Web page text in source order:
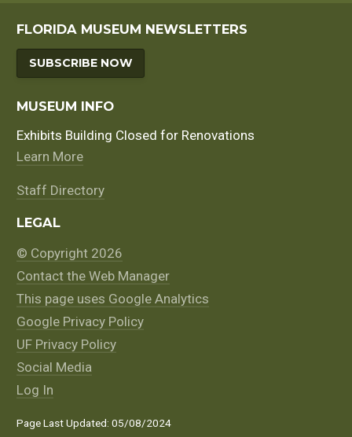
FLORIDA MUSEUM NEWSLETTERS
SUBSCRIBE NOW
MUSEUM INFO
Exhibits Building Closed for Renovations
Learn More
Staff Directory
LEGAL
© Copyright 2026
Contact the Web Manager
This page uses Google Analytics
Google Privacy Policy
UF Privacy Policy
Social Media
Log In
Page Last Updated: 05/08/2024